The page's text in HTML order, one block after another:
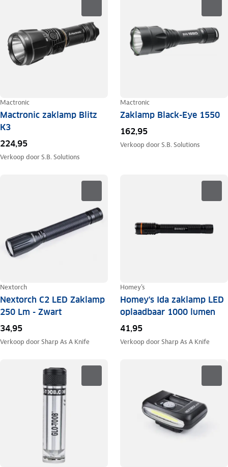
Mactronic
Mactronic zaklamp Blitz
K3
224,95
Verkoop doorS.B. Solutions
Mactronic
Zaklamp Black-Eye 1550
162,95
Verkoop doorS.B. Solutions
Nextorch
Nextorch C2 LED Zaklamp
250 Lm - Zwart
34,95
Verkoop doorSharp As A Knife
Homey's
Homey's Ida zaklamp LED
oplaadbaar 1000 lumen
41,95
Verkoop doorSharp As A Knife